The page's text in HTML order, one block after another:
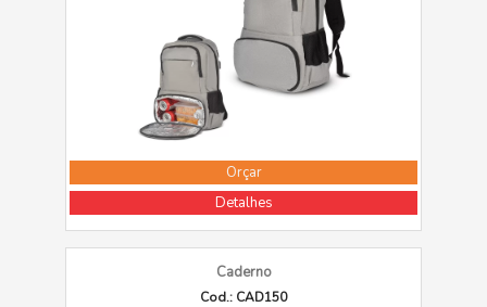
Orçar
Detalhes
Caderno
Cod.: CAD150